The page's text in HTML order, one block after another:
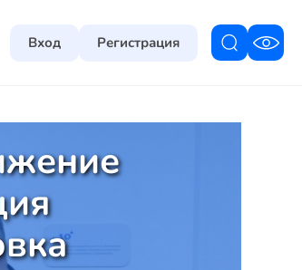
Вход Регистрация